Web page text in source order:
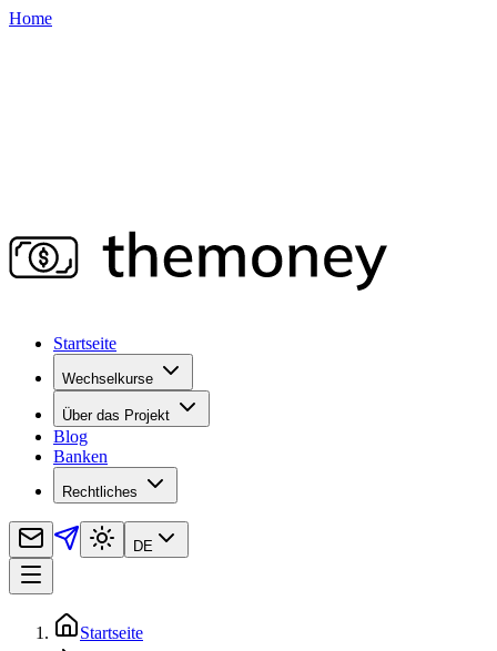
Home
Startseite
Wechselkurse
Über das Projekt
Blog
Banken
Rechtliches
DE
Startseite